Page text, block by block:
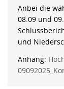
Anbei die
08.09 und
und
Anhang: